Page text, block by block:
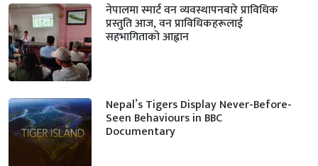
नेपालमा स्मार्ट वन व्यवस्थापनबारे प्राविधिक
प्रस्तुति आज, वन प्राविधिकहरूलाई
सहभागिताको आह्वान
Nepal’s Tigers Display Never-Before-
Seen Behaviours in BBC
Documentary